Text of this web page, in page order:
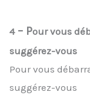
4– Pour vous
suggérez-vous
Pour vous
suggérez-vous